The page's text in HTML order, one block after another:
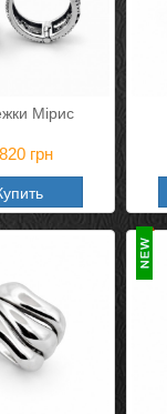
Мірис
грн